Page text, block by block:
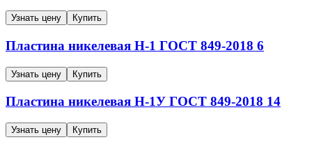
Узнать цену Купить
Пластина никелевая Н-1 ГОСТ 849-2018 6
Узнать цену Купить
Пластина никелевая Н-1У ГОСТ 849-2018 14
Узнать цену Купить